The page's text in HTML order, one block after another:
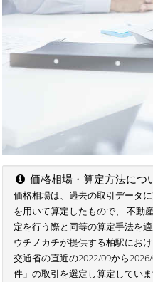
価格相場・算定方法につ
価格相場は、過去の取引データ
を用いて算定したもので、 不動
定を行う際と同等の算定手法を適
ウチノカチが提供する柏駅にお
交通省の直近の2022/09から
件」の取引を選定し算定していま